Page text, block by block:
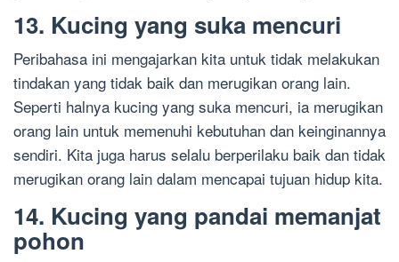
13. Kucing yang suka mencuri
Peribahasa ini mengajarkan kita untuk tidak melakukan
tindakan yang tidak baik dan merugikan orang lain.
Seperti halnya kucing yang suka mencuri, ia merugikan
orang lain untuk memenuhi kebutuhan dan keinginannya
sendiri. Kita juga harus selalu berperilaku baik dan tidak
merugikan orang lain dalam mencapai tujuan hidup kita.
14. Kucing yang pandai memanjat
pohon